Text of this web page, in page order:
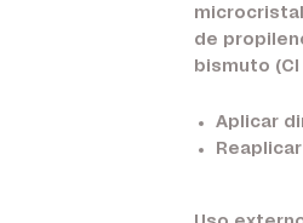
de
bismuto (CI
Aplicar